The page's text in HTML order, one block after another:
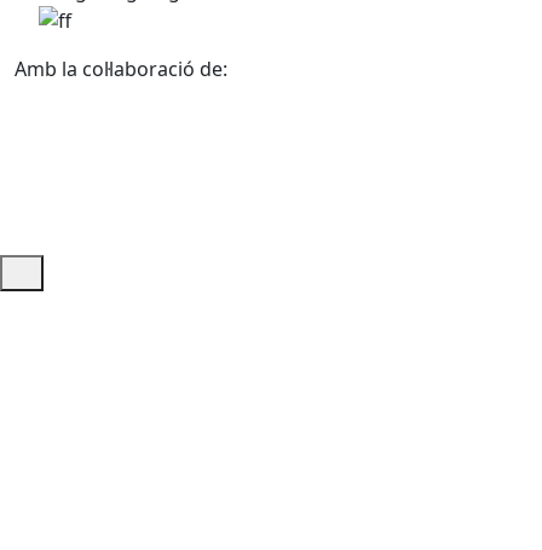
Amb la col·laboració de:
Ajuda i accés ràpid